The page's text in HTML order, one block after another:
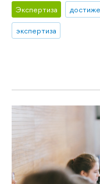
Экспертиза
экспертиза